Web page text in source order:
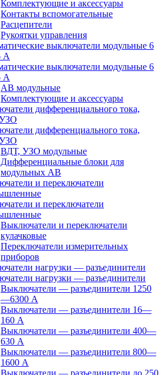
Комплектующие и аксессуары
Контакты вспомогательные
Расцепители
Рукоятки управления
выключатели модульные 6
А
выключатели модульные 6
А
АВ модульные
Комплектующие и аксессуары
дифференциального тока,
дифференциального тока,
ВДТ, УЗО модульные
Дифференциальные блоки для
модульных АВ
и переключатели
и переключатели
Выключатели и переключатели
кулачковые
Переключатели измерительных
приборов
нагрузки — разъединители
нагрузки — разъединители
Выключатели — разъединители 1250
—6300 А
Выключатели — разъединители 16—
160 А
Выключатели — разъединители 400—
630 А
Выключатели — разъединители 800—
1600 А
Выключатели — разъединители до 250